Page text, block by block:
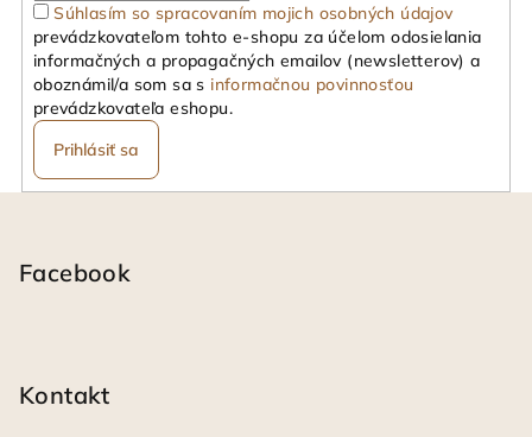
Súhlasím so spracovaním mojich osobných údajov
prevádzkovateľom tohto e-shopu za účelom odosielania
informačných a propagačných emailov (newsletterov) a
oboznámil/a som sa s informačnou povinnosťou
prevádzkovateľa eshopu.
Prihlásiť sa
Facebook
Kontakt